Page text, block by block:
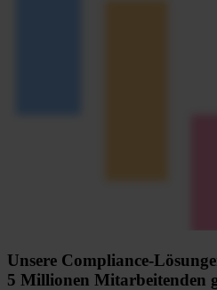
Unsere Compliance-
5 Millionen Mitarbeitenden